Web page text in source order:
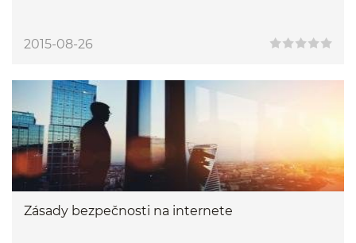
2015-08-26
Zásady bezpečnosti na internete